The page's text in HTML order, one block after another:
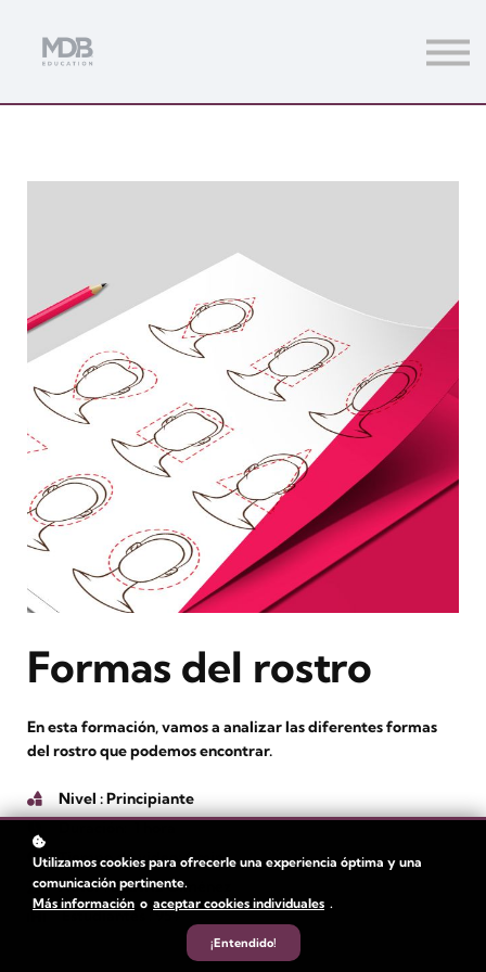
Únete a MDb Pro
Formas del rostro
En esta formación, vamos a analizar las diferentes formas
del rostro que podemos encontrar.
Nivel : Principiante
Tiempo de video: 6 min
Autor: Beatriz Giménez
Estudiantes
: 95+
Utilizamos cookies para ofrecerle una experiencia óptima y una
comunicación pertinente.
Más información o aceptar cookies individuales .
¡Entendido!